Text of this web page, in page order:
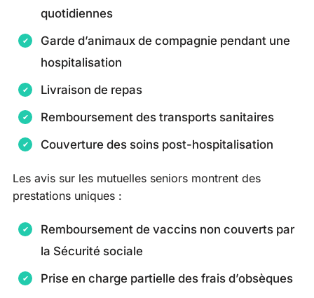
quotidiennes
Garde d’animaux de compagnie pendant une
hospitalisation
Livraison de repas
Remboursement des transports sanitaires
Couverture des soins post-hospitalisation
Les avis sur les mutuelles seniors montrent des
prestations uniques :
Remboursement de vaccins non couverts par
la Sécurité sociale
Prise en charge partielle des frais d’obsèques